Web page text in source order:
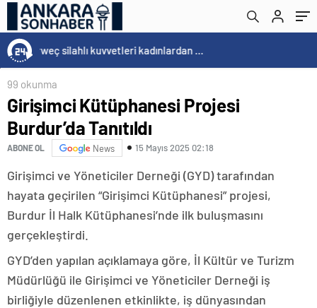
15:20 /
99 okunma
Girişimci Kütüphanesi Projesi
Burdur’da Tanıtıldı
ABONE OL News 15 Mayıs 2025 02:18
Girişimci ve Yöneticiler Derneği (GYD) tarafından
hayata geçirilen “Girişimci Kütüphanesi” projesi,
Burdur İl Halk Kütüphanesi’nde ilk buluşmasını
gerçekleştirdi.
GYD’den yapılan açıklamaya göre, İl Kültür ve Turizm
Müdürlüğü ile Girişimci ve Yöneticiler Derneği iş
birliğiyle düzenlenen etkinlikte, iş dünyasından